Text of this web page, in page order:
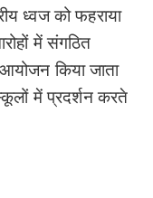
ध्वज को फहराया
में संगठित
किया जाता
में प्रदर्शन करते